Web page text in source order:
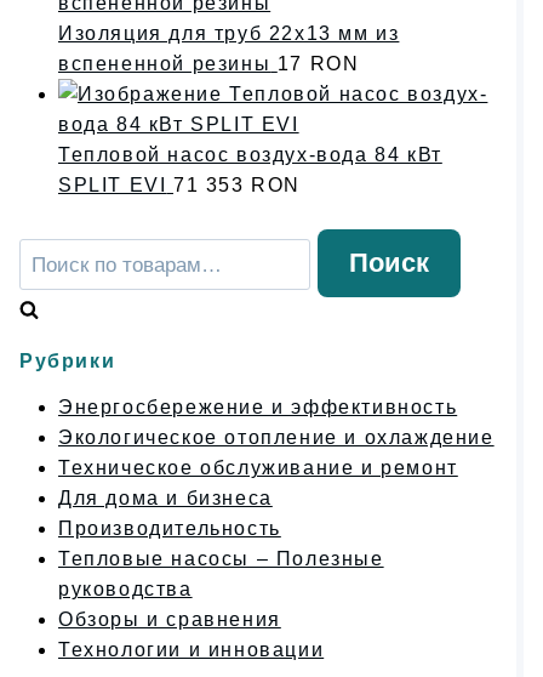
Изоляция для труб 22x13 мм из
вспененной резины 17 RON
Тепловой насос воздух-вода 84 кВт
SPLIT EVI
71 353 RON
Искать:
Поиск
Рубрики
Энергосбережение и эффективность
Экологическое отопление и охлаждение
Техническое обслуживание и ремонт
Для дома и бизнеса
Производительность
Тепловые насосы – Полезные
руководства
Обзоры и сравнения
Технологии и инновации